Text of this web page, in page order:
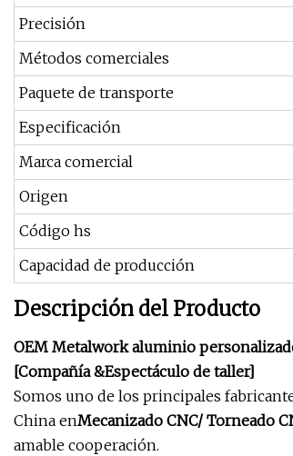
Precisión
Métodos comerciales
Paquete de transporte
Especificación
Marca comercial
Origen
Código hs
Capacidad de producción
Descripción del Producto
OEM Metalwork aluminio
[Compañía &Espectáculo de taller]
Somos uno de los principales
China enMecanizado CNC/ Torneado
amable cooperación.